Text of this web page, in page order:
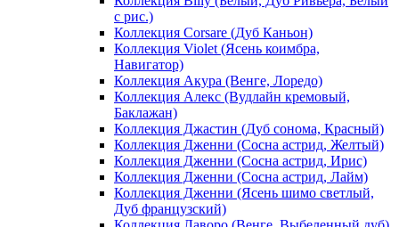
с рис.)
Коллекция Corsare (Дуб Каньон)
Коллекция Violet (Ясень коимбра,
Навигатор)
Коллекция Акура (Венге, Лоредо)
Коллекция Алекс (Вудлайн кремовый,
Баклажан)
Коллекция Джастин (Дуб сонома, Красный)
Коллекция Дженни (Cосна астрид, Желтый)
Коллекция Дженни (Cосна астрид, Ирис)
Коллекция Дженни (Cосна астрид, Лайм)
Коллекция Дженни (Ясень шимо светлый,
Дуб французский)